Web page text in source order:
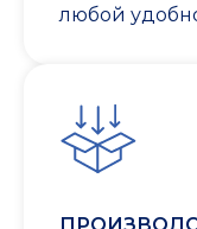
любой